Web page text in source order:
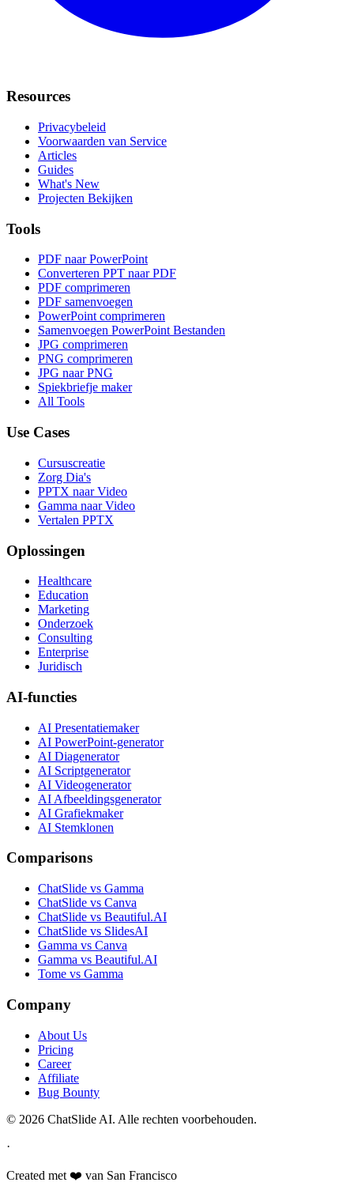
Resources
Privacybeleid
Voorwaarden van Service
Articles
Guides
What's New
Projecten Bekijken
Tools
PDF naar PowerPoint
Converteren PPT naar PDF
PDF comprimeren
PDF samenvoegen
PowerPoint comprimeren
Samenvoegen PowerPoint Bestanden
JPG comprimeren
PNG comprimeren
JPG naar PNG
Spiekbriefje maker
All Tools
Use Cases
Cursuscreatie
Zorg Dia's
PPTX naar Video
Gamma naar Video
Vertalen PPTX
Oplossingen
Healthcare
Education
Marketing
Onderzoek
Consulting
Enterprise
Juridisch
AI-functies
AI Presentatiemaker
AI PowerPoint-generator
AI Diagenerator
AI Scriptgenerator
AI Videogenerator
AI Afbeeldingsgenerator
AI Grafiekmaker
AI Stemklonen
Comparisons
ChatSlide vs Gamma
ChatSlide vs Canva
ChatSlide vs Beautiful.AI
ChatSlide vs SlidesAI
Gamma vs Canva
Gamma vs Beautiful.AI
Tome vs Gamma
Company
About Us
Pricing
Career
Affiliate
Bug Bounty
© 2026 ChatSlide AI. Alle rechten voorbehouden.
·
Created met ❤️ van San Francisco